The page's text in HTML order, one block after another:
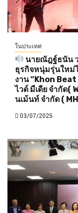
ในประเทศ
นายณัฎฐ์ธนัน
ธุรกิจหนุ่มรุ่นใหม่
งาน “Khon
ไวด์ มีเดีย จำกัด(
นเม้นท์ จำกัด (
03/07/2025